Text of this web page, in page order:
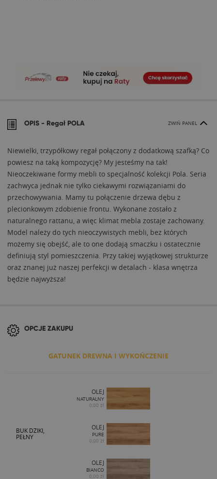
OPIS - Regał POLA ZWIŃ PANEL
Niewielki, trzypółkowy regał połączony z dodatkową szafką? Co
powiesz na taką kompozycję? My jesteśmy na tak!
Nieoczekiwane formy mebli to specjalność kolekcji Pola. Seria
zachwyca jednak nie tylko ciekawymi rozwiązaniami do
przechowywania. Mamy tu połączenie drzewa dębu z
plecionkowym zdobienie frontu. Wykonane zostało z
naturalnego rattanu, a więc klimat mebla zostaje zachowany.
Model należy do tych nieoczywistych mebli, bez których
możemy się obejść, ale to one dodają smaczku i ostatecznie
definiują styl pomieszczenia. Przy takiej wyjątkowej strukturze
oraz znanej już naszej perfekcji w detalach - klasa wnętrza
będzie najwyższa!
OPCJE ZAKUPU
GATUNEK DREWNA I WYKOŃCZENIE
BUK DZIKI,
PEŁNY
OLEJ
NATURALNY
0,00 zł
OLEJ
PURE
0,00 zł
OLEJ
BIANCO
0,00 zł